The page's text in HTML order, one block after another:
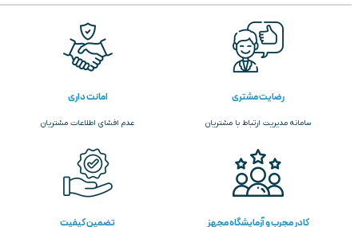
رضایت مشتری
سامانه مدیریت ارتباط با مشتریان
امانت داری
عدم افشای اطلاعات مشتریان
کادر مجرب و آزمایشگاه مجهز
تضمین کیفیت